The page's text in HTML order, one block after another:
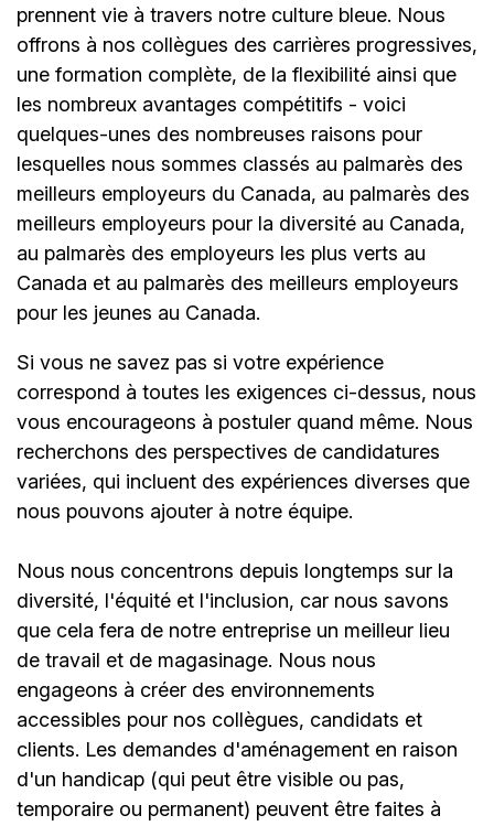
prennent vie à travers notre culture bleue. Nous
offrons à nos collègues des carrières progressives,
une formation complète, de la flexibilité ainsi que
les nombreux avantages compétitifs - voici
quelques-unes des nombreuses raisons pour
lesquelles nous sommes classés au palmarès des
meilleurs employeurs du Canada, au palmarès des
meilleurs employeurs pour la diversité au Canada,
au palmarès des employeurs les plus verts au
Canada et au palmarès des meilleurs employeurs
pour les jeunes au Canada.
Si vous ne savez pas si votre expérience
correspond à toutes les exigences ci-dessus, nous
vous encourageons à postuler quand même. Nous
recherchons des perspectives de candidatures
variées, qui incluent des expériences diverses que
nous pouvons ajouter à notre équipe.
Nous nous concentrons depuis longtemps sur la
diversité, l'équité et l'inclusion, car nous savons
que cela fera de notre entreprise un meilleur lieu
de travail et de magasinage. Nous nous
engageons à créer des environnements
accessibles pour nos collègues, candidats et
clients. Les demandes d'aménagement en raison
d'un handicap (qui peut être visible ou pas,
temporaire ou permanent) peuvent être faites à